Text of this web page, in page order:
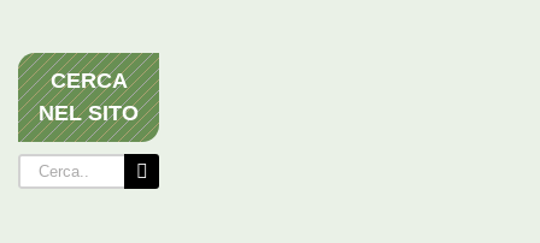
CERCA
NEL SITO
Cerca
per: